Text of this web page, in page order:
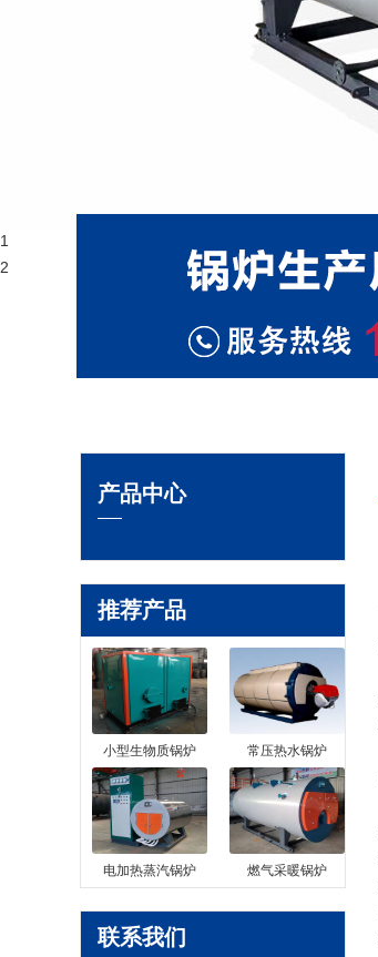
1
2
产品中心
推荐产品
小型生物质锅炉 常压热水锅炉
电加热蒸汽锅炉 燃气采暖锅炉
联系我们